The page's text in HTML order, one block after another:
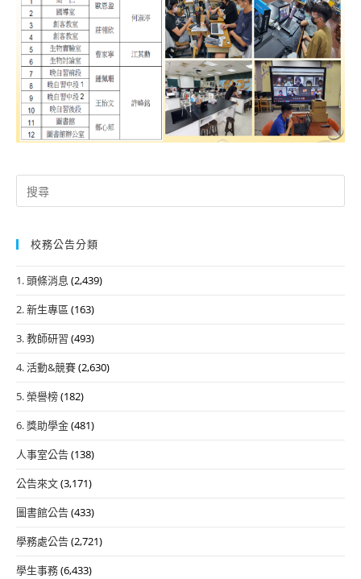
Search
for:
校務公告分類
1. 頭條消息 (2,439)
2. 新生專區 (163)
3. 教師研習 (493)
4. 活動&競賽(2,630)
5. 榮譽榜(182)
6. 獎助學金(481)
人事室公告(138)
公告來文(3,171)
圖書館公告(433)
學務處公告(2,721)
學生事務(6,433)